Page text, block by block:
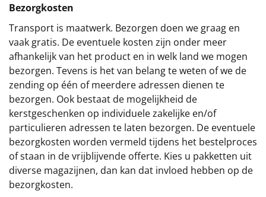
Bezorgkosten
Transport is maatwerk. Bezorgen doen we graag en
vaak gratis. De eventuele kosten zijn onder meer
afhankelijk van het product en in welk land we mogen
bezorgen. Tevens is het van belang te weten of we de
zending op één of meerdere adressen dienen te
bezorgen. Ook bestaat de mogelijkheid de
kerstgeschenken op individuele zakelijke en/of
particulieren adressen te laten bezorgen. De eventuele
bezorgkosten worden vermeld tijdens het bestelproces
of staan in de vrijblijvende offerte. Kies u pakketten uit
diverse magazijnen, dan kan dat invloed hebben op de
bezorgkosten.